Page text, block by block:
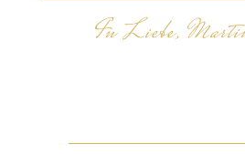
In Liebe,